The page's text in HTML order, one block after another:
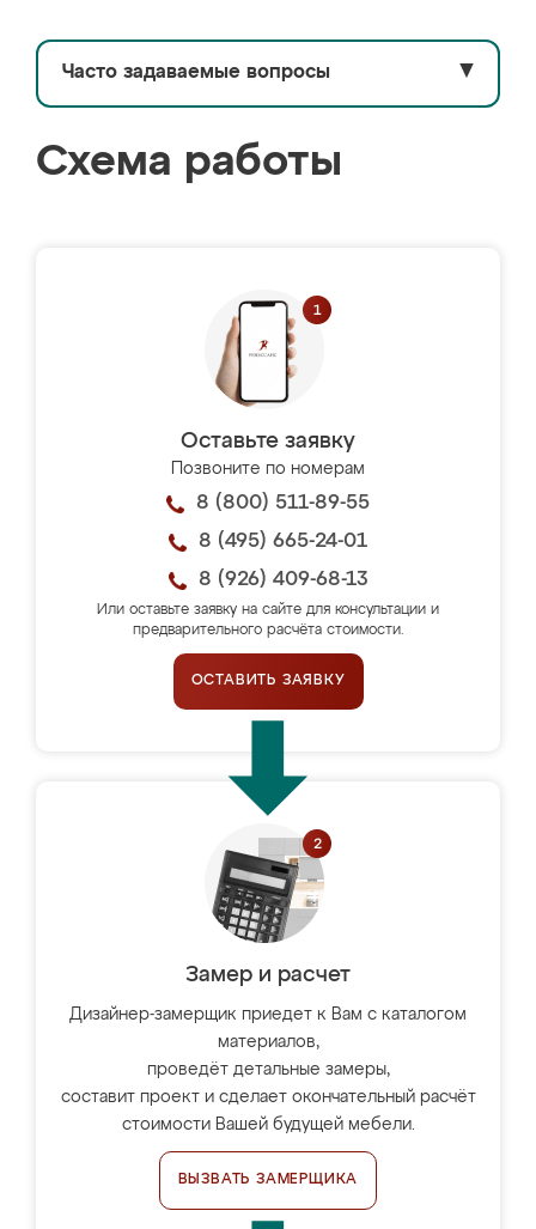
Часто задаваемые вопросы ▼
Схема работы
Оставьте заявку
Позвоните по номерам
8 (800) 511-89-55
8 (495) 665-24-01
8 (926) 409-68-13
Или оставьте заявку на сайте для консультации и
предварительного расчёта стоимости.
ОСТАВИТЬ ЗАЯВКУ
Замер и расчет
Дизайнер-замерщик приедет к Вам с каталогом
материалов,
проведёт детальные замеры,
составит проект и сделает окончательный расчёт
стоимости Вашей будущей мебели.
ВЫЗВАТЬ ЗАМЕРЩИКА